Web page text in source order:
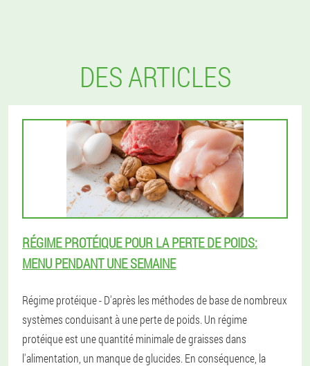
DES ARTICLES
RÉGIME PROTÉIQUE POUR LA PERTE DE POIDS:
MENU PENDANT UNE SEMAINE
Régime protéique - D'après les méthodes de base de nombreux
systèmes conduisant à une perte de poids. Un régime
protéique est une quantité minimale de graisses dans
l'alimentation, un manque de glucides. En conséquence, la